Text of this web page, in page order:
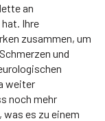
an
Ihre
zusammen, um
und
weiter
noch mehr
es zu einem